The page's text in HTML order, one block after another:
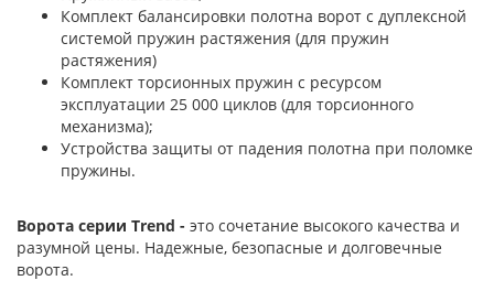
Комплект балансировки полотна ворот с дуплексной
системой пружин растяжения (для пружин
растяжения)
Комплект торсионных пружин с ресурсом
эксплуатации 25 000 циклов (для торсионного
механизма);
Устройства защиты от падения полотна при поломке
пружины.
Ворота серии Trend - это сочетание высокого качества и
разумной цены. Надежные, безопасные и долговечные
ворота.